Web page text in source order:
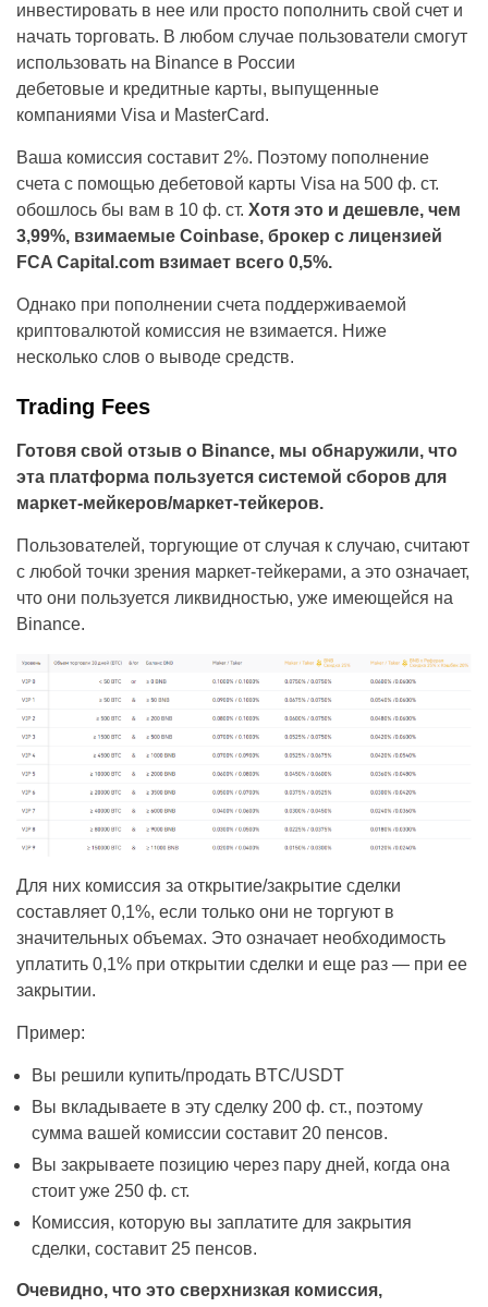
инвестировать в нее или просто пополнить свой счет и
начать торговать. В любом случае пользователи смогут
использовать на Binance в России
дебетовые и кредитные карты, выпущенные
компаниями Visa и MasterCard.
Ваша комиссия составит 2%. Поэтому пополнение
счета с помощью дебетовой карты Visa на 500 ф. ст.
обошлось бы вам в 10 ф. ст. Хотя это и дешевле, чем
3,99%, взимаемые Coinbase, брокер с лицензией
FCA Capital.com взимает всего 0,5%.
Однако при пополнении счета поддерживаемой
криптовалютой комиссия не взимается. Ниже
несколько слов о выводе средств.
Trading Fees
Готовя свой отзыв о Binance, мы обнаружили, что
эта платформа пользуется системой сборов для
маркет-мейкеров/маркет-тейкеров.
Пользователей, торгующие от случая к случаю, считают
с любой точки зрения маркет-тейкерами, а это означает,
что они пользуется ликвидностью, уже имеющейся на
Binance.
Для них комиссия за открытие/закрытие сделки
составляет 0,1%, если только они не торгуют в
значительных объемах. Это означает необходимость
уплатить 0,1% при открытии сделки и еще раз — при ее
закрытии.
Пример:
Вы решили купить/продать BTC/USDT
Вы вкладываете в эту сделку 200 ф. ст., поэтому
сумма вашей комиссии составит 20 пенсов.
Вы закрываете позицию через пару дней, когда она
стоит уже 250 ф. ст.
Комиссия, которую вы заплатите для закрытия
сделки, составит 25 пенсов.
Очевидно, что это сверхнизкая комиссия,